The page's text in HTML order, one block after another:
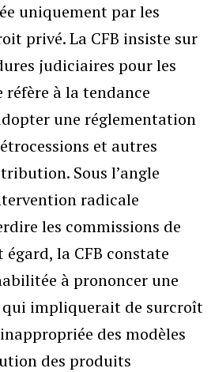
uniquement par les
privé. La CFB insiste sur
judiciaires pour les
réfère à la tendance
une réglementation
et autres
Sous l’angle
radicale
les commissions de
la CFB constate
à prononcer une
impliquerait de surcroît
des modèles
des produits